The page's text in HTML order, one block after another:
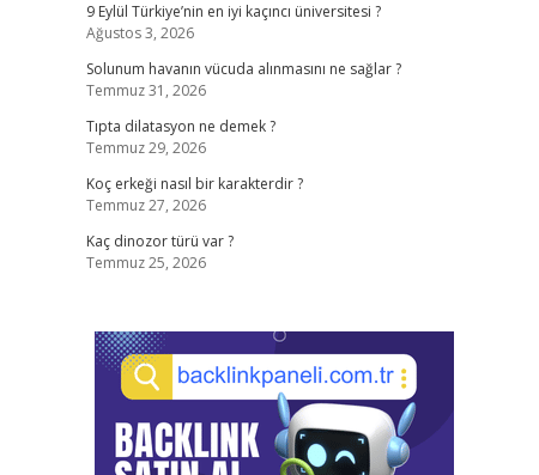
9 Eylül Türkiye’nin en iyi kaçıncı üniversitesi ?
Ağustos 3, 2026
Solunum havanın vücuda alınmasını ne sağlar ?
Temmuz 31, 2026
Tıpta dilatasyon ne demek ?
Temmuz 29, 2026
Koç erkeği nasıl bir karakterdir ?
Temmuz 27, 2026
Kaç dinozor türü var ?
Temmuz 25, 2026